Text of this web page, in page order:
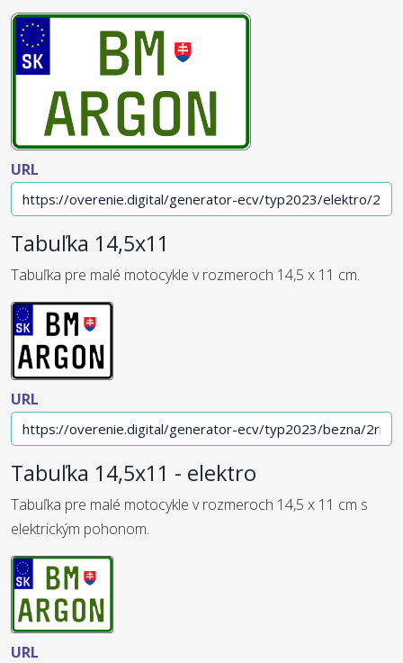
URL
Tabuľka 14,5x11
Tabuľka pre malé motocykle v rozmeroch 14,5 x 11 cm.
URL
Tabuľka 14,5x11 - elektro
Tabuľka pre malé motocykle v rozmeroch 14,5 x 11 cm s
elektrickým pohonom.
URL